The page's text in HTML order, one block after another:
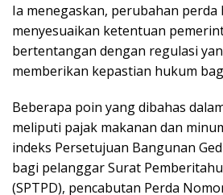
Ia menegaskan, perubahan perda
menyesuaikan ketentuan
bertentangan dengan regulasi
memberikan kepastian hukum
Beberapa poin yang dibahas
meliputi pajak makanan dan
indeks Persetujuan Bangunan
bagi pelanggar Surat
(SPTPD), pencabutan Perda